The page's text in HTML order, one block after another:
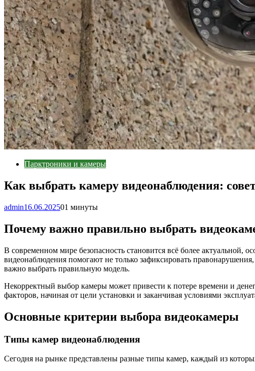
Парктроники и камеры
Как выбрать камеру видеонаблюдения:
admin16.06.202501 минуты
Почему важно правильно выбрать
В современном мире безопасность становится всё более актуальной,
видеонаблюдения помогают не только зафиксировать
важно выбрать правильную модель.
Некорректный выбор камеры может привести к потере времени и
факторов, начиная от цели установки и заканчивая условиями
Основные критерии выбора видеокамеры
Типы камер видеонаблюдения
Сегодня на рынке представлены разные типы камер, каждый из